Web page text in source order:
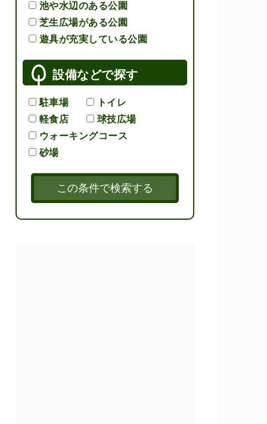
池や水辺のある公園
芝生広場がある公園
遊具が充実している公園
設備などで探す
駐車場
トイレ
軽食店
球技広場
ウォーキングコース
砂場